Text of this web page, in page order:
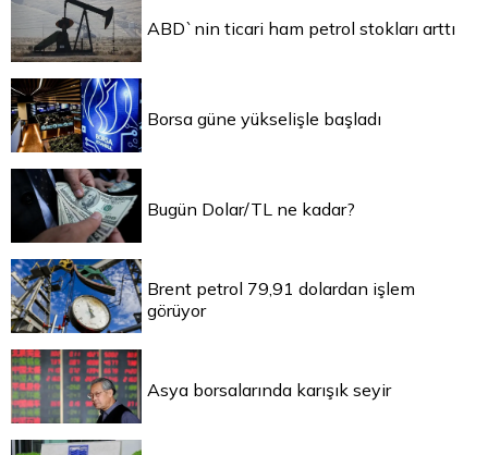
ABD`nin ticari ham petrol stokları arttı
Borsa güne yükselişle başladı
Bugün Dolar/TL ne kadar?
Brent petrol 79,91 dolardan işlem
görüyor
Asya borsalarında karışık seyir